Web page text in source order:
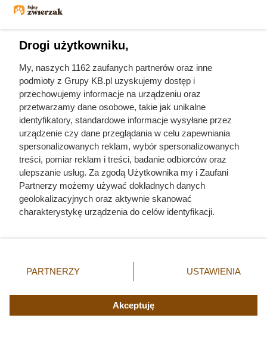
każdego dnia.
Zostawienie kota samego na długie godziny bez zapewnienia
stymulacji umysłowej i uwagi prowadzi do frustracji oraz
Drogi użytkowniku,
My, naszych 1162 zaufanych partnerów oraz inne
podmioty z Grupy KB.pl uzyskujemy dostęp i
przechowujemy informacje na urządzeniu oraz
przetwarzamy dane osobowe, takie jak unikalne
identyfikatory, standardowe informacje wysyłane przez
urządzenie czy dane przeglądania w celu zapewniania
spersonalizowanych reklam, wybór spersonalizowanych
treści, pomiar reklam i treści, badanie odbiorców oraz
ulepszanie usług. Za zgodą Użytkownika my i Zaufani
Partnerzy możemy używać dokładnych danych
geolokalizacyjnych oraz aktywnie skanować
charakterystykę urządzenia do celów identyfikacji.
zmienić/wycofać klikając przycisk ustawień prywatności
znajdujący się w lewym dolnym rogu strony. Niektóre
użytkownika, ale masz prawo sprzeciwić się takiemu
przetwarzaniu. Preferencje będą miały zastosowania tylko
PARTNERZY USTAWIENIA
Akceptuję